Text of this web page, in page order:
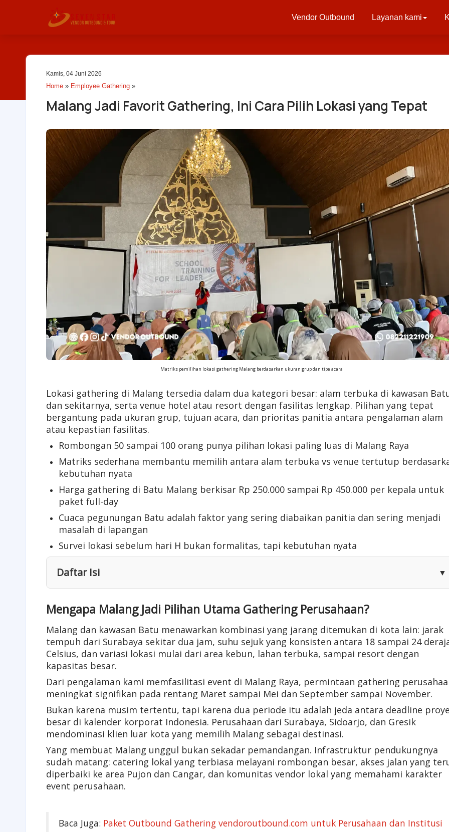
Vendor Outbound Layanan kami
Kamis, 04 Juni 2026
Home » Employee Gathering »
Malang Jadi Favorit Gathering, Ini Cara Pilih Lokasi yang Tepat
Matriks pemilihan lokasi gathering Malang berdasarkan ukuran grup dan tipe acara
Lokasi gathering di Malang tersedia dalam dua kategori besar: alam terbuka di kawasan
dan sekitarnya, serta venue hotel atau resort dengan fasilitas lengkap. Pilihan yang tepat
bergantung pada ukuran grup, tujuan acara, dan prioritas panitia antara pengalaman alam
atau kepastian fasilitas.
Rombongan 50 sampai 100 orang punya pilihan lokasi paling luas di Malang Raya
Matriks sederhana membantu memilih antara alam terbuka vs venue tertutup
kebutuhan nyata
Harga gathering di Batu Malang berkisar Rp 250.000 sampai Rp 450.000 per kepala untuk
paket full-day
Cuaca pegunungan Batu adalah faktor yang sering diabaikan panitia dan sering menjadi
masalah di lapangan
Survei lokasi sebelum hari H bukan formalitas, tapi kebutuhan nyata
Daftar Isi ▼
Mengapa Malang Jadi Pilihan Utama Gathering Perusahaan?
Malang dan kawasan Batu menawarkan kombinasi yang jarang ditemukan di kota lain: jarak
tempuh dari Surabaya sekitar dua jam, suhu sejuk yang konsisten antara 18 sampai 24
Celsius, dan variasi lokasi mulai dari area kebun, lahan terbuka, sampai resort dengan
kapasitas besar.
Dari pengalaman kami memfasilitasi event di Malang Raya, permintaan gathering
meningkat signifikan pada rentang Maret sampai Mei dan September sampai November.
Bukan karena musim tertentu, tapi karena dua periode itu adalah jeda antara deadline
besar di kalender korporat Indonesia. Perusahaan dari Surabaya, Sidoarjo, dan Gresik
mendominasi klien luar kota yang memilih Malang sebagai destinasi.
Yang membuat Malang unggul bukan sekadar pemandangan. Infrastruktur pendukungnya
sudah matang: catering lokal yang terbiasa melayani rombongan besar, akses jalan yang
diperbaiki ke area Pujon dan Cangar, dan komunitas vendor lokal yang memahami karakter
event perusahaan.
Baca Juga: Paket Outbound Gathering vendoroutbound.com untuk Perusahaan dan Institusi